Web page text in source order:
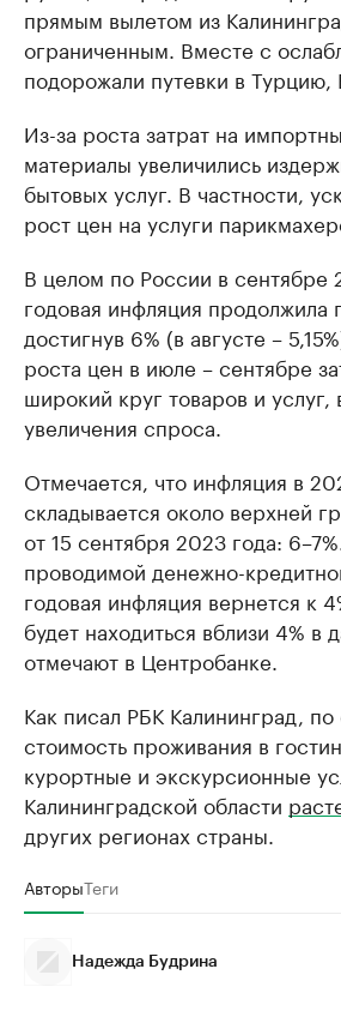
прямым вылетом из
ограниченным. Вместе с
подорожали путевки в Турцию,
Из-за роста затрат на
материалы увеличились
бытовых услуг. В частности,
рост цен на услуги
В целом по России в сентябре
годовая инфляция продолжила
достигнув 6% (в августе –
роста цен в июле – сентябре
широкий круг товаров и услуг,
увеличения спроса.
Отмечается, что инфляция в
складывается около верхней
от 15 сентября 2023 года:
проводимой денежно-
годовая инфляция вернется к
будет находиться вблизи 4% в
отмечают в Центробанке.
Как писал РБК Калининград,
стоимость проживания в
курортные и экскурсионные
Калининградской области
других регионах страны.
АвторыТеги
Надежда Будрина